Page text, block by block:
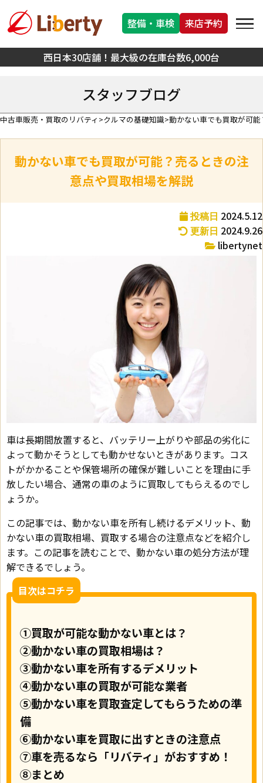
西日本30店舗！最大級の在庫台数6,000台
整備・車検 来店予約
スタッフブログ
中古車販売・買取のリバティ クルマの基礎知識 動かない車でも買取が可
動かない車でも買取が可能？売るときの注
意点や買取相場を解説
投稿日 2024.5.12
更新日 2024.9.26
libertynet
車は長期間放置すると、バッテリー上がりや部品の劣化に
よって動かそうとしても動かせないときがあります。コス
トがかかることや保管場所の確保が難しいことを理由に手
放したい場合、通常の車のように買取してもらえるのでし
ょうか。
この記事では、動かない車を所有し続けるデメリット、動
かない車の買取相場、買取する場合の注意点などを紹介し
ます。この記事を読むことで、動かない車の処分方法が理
解できるでしょう。
目次はコチラ
①買取が可能な動かない車とは？
②動かない車の買取相場は？
③動かない車を所有するデメリット
④動かない車の買取が可能な業者
⑤動かない車を買取査定してもらうための準
備
⑥動かない車を買取に出すときの注意点
⑦車を売るなら「リバティ」がおすすめ！
⑧まとめ